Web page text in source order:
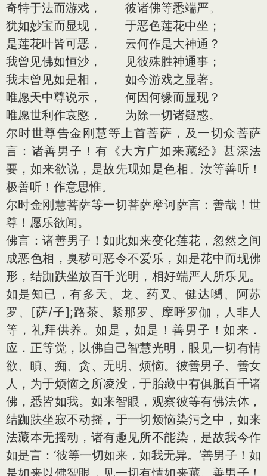
奇特于法而游戏， 彼诸佛等悉端严。
犹如妙宝而显现， 于恶色莲花中坐；
是莲花叶皆可恶， 云何作是大神通？
我曾见佛如恒沙， 见彼殊胜神通事；
我未曾见如是相， 如今游戏之显著。
唯愿天中尊说示， 何因何缘而显现？
唯愿世利作哀愍， 为除一切诸疑惑。
尔时世尊告金刚慧等上首菩萨，及一切众菩萨
言：诸善男子！有《大方广如来藏经》甚深法
要，如来欲说，是故先现如是色相。汝等善听！
极善听！作意思惟。
尔时金刚慧菩萨等一切菩萨摩诃萨言：善哉！世
尊！愿乐欲闻。
佛言：诸善男子！如此如来变化莲花，忽然之间
成恶色相，臭秽可恶令不爱乐，如是花中而现佛
形，结跏趺坐放百千光明，相好端严人所乐见。
如是知已，有多天、龙、药叉、健达嚩、阿苏
罗、[萨/子];路茶、紧那罗、摩呼罗伽，人非人
等，礼拜供养。如是，如是！善男子！如来．
应．正等觉，以佛自己智慧光明，眼见一切有情
欲、瞋、痴、贪、无明、烦恼。彼善男子、善女
人，为于烦恼之所凌没，于胎藏中有俱胝百千诸
佛，悉皆如我。如来智眼，观察彼等有佛法体，
结跏趺坐寂不动摇，于一切烦恼染污之中，如来
法藏本无摇动，诸有趣见所不能染，是故我今作
如是言：‘彼等一切如来，如我无异。’善男子！如
是如来以佛智眼，见一切有情如来藏。善男子！